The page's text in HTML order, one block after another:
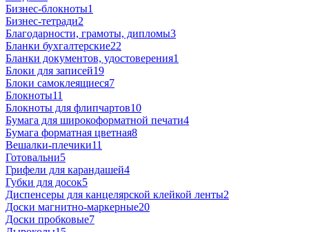
Бизнес-блокноты1
Бизнес-тетради2
Благодарности, грамоты, дипломы3
Бланки бухгалтерские22
Бланки документов, удостоверения1
Блоки для записей19
Блоки самоклеящиеся7
Блокноты11
Блокноты для флипчартов10
Бумага для широкоформатной печати4
Бумага форматная цветная8
Вешалки-плечики11
Готовальни5
Грифели для карандашей4
Губки для досок5
Диспенсеры для канцелярской клейкой ленты2
Доски магнитно-маркерные20
Доски пробковые7